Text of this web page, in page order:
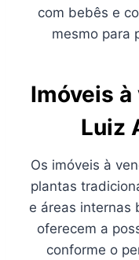
com bebês e
mesmo para
Imóveis
Luiz
Os imóveis à
plantas
e áreas internas
oferecem a
conforme o